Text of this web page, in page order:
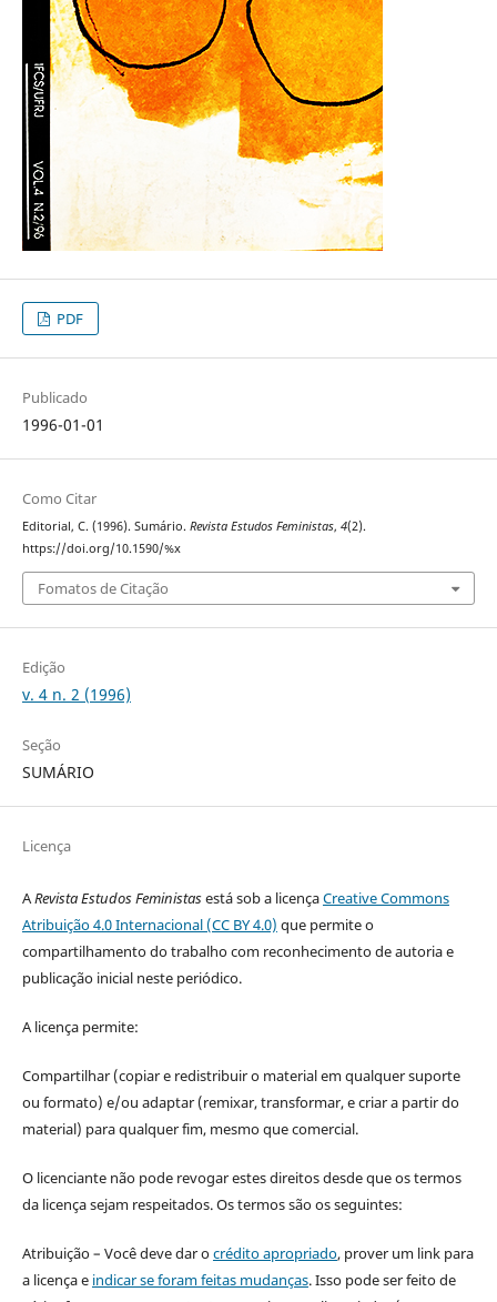
PDF
Publicado
1996-01-01
Como Citar
Editorial, C. (1996). Sumário. Revista Estudos Feministas, 4(2).
https://doi.org/10.1590/%x
Fomatos de Citação
Edição
v. 4 n. 2 (1996)
Seção
SUMÁRIO
Licença
ARevista Estudos Feministasestá sob a licençaCreative Commons
Atribuição 4.0 Internacional (CC BY 4.0) que permite o
compartilhamento do trabalho com reconhecimento de autoria e
publicação inicial neste periódico.
A licença permite:
Compartilhar (copiar e redistribuir o material em qualquer suporte
ou formato) e/ou adaptar (remixar, transformar, e criar a partir do
material) para qualquer fim, mesmo que comercial.
O licenciante não pode revogar estes direitos desde que os termos
da licença sejam respeitados. Os termos são os seguintes:
Atribuição – Você deve dar ocrédito apropriado, prover um link para
a licença e indicar se foram feitas mudanças. Isso pode ser feito de